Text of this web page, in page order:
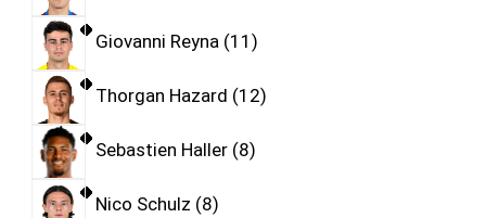
Giovanni Reyna 11
Thorgan Hazard 12
Sebastien Haller 8
Nico Schulz 8